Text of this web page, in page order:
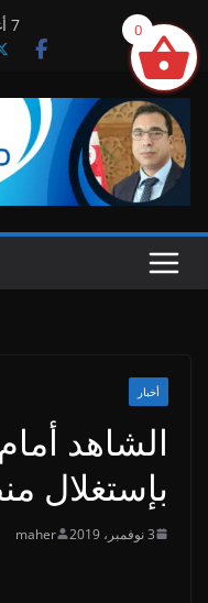
content
7 أغسطس، 2026
أخبار
الشاهد
بإستغلال
3 نوفمبر، 2019 maher
0